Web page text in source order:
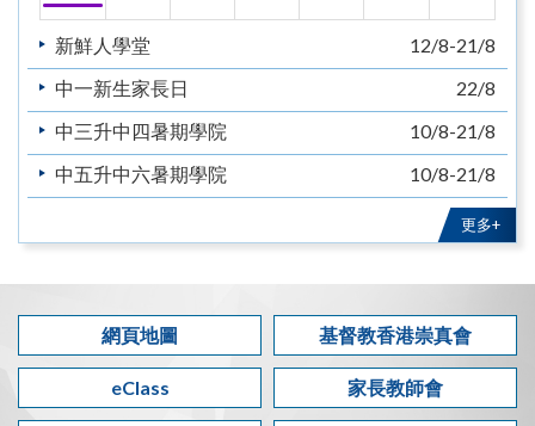
新鮮人學堂
12/8-21/8
中一新生家長日
22/8
中三升中四暑期學院
10/8-21/8
中五升中六暑期學院
10/8-21/8
30/8
更多+
網頁地圖 基督教香港崇真會
eClass 家長教師會